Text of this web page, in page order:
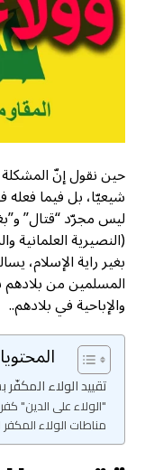
حين نقول إنّ
شيعيّا، بل فيما
ليس مجرّد “قتال”
(النصيرية
بغير راية الإسلام،
المسلمين من بلادهم
والإباحية في بلادهم..
تقييد الولاء
"الولاء على الدين"
مناطات الولاء